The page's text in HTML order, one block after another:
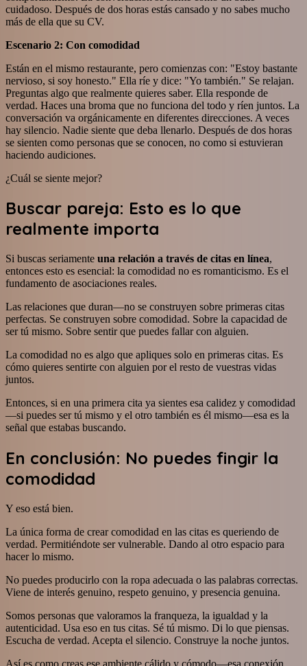
cuidadoso. Después de dos horas estás cansado y no sabes mucho
más de ella que su CV.
Escenario 2: Con comodidad
Están en el mismo restaurante, pero comienzas con: "Estoy bastante
nervioso, si soy honesto." Ella ríe y dice: "Yo también." Se relajan.
Preguntas algo que realmente quieres saber. Ella responde de
verdad. Haces una broma que no funciona del todo y ríen juntos. La
conversación va orgánicamente en diferentes direcciones. A veces
hay silencio. Nadie siente que deba llenarlo. Después de dos horas
se sienten como personas que se conocen, no como si estuvieran
haciendo audiciones.
¿Cuál se siente mejor?
Buscar pareja: Esto es lo que
realmente importa
Si buscas seriamente una relación a través de citas en línea,
entonces esto es esencial: la comodidad no es romanticismo. Es el
fundamento de asociaciones reales.
Las relaciones que duran—no se construyen sobre primeras citas
perfectas. Se construyen sobre comodidad. Sobre la capacidad de
ser tú mismo. Sobre sentir que puedes fallar con alguien.
La comodidad no es algo que apliques solo en primeras citas. Es
cómo quieres sentirte con alguien por el resto de vuestras vidas
juntos.
Entonces, si en una primera cita ya sientes esa calidez y comodidad
—si puedes ser tú mismo y el otro también es él mismo—esa es la
señal que estabas buscando.
En conclusión: No puedes fingir la
comodidad
Y eso está bien.
La única forma de crear comodidad en las citas es queriendo de
verdad. Permitiéndote ser vulnerable. Dando al otro espacio para
hacer lo mismo.
No puedes producirlo con la ropa adecuada o las palabras correctas.
Viene de interés genuino, respeto genuino, y presencia genuina.
Somos personas que valoramos la franqueza, la igualdad y la
autenticidad. Usa eso en tus citas. Sé tú mismo. Di lo que piensas.
Escucha de verdad. Acepta el silencio. Construye la noche juntos.